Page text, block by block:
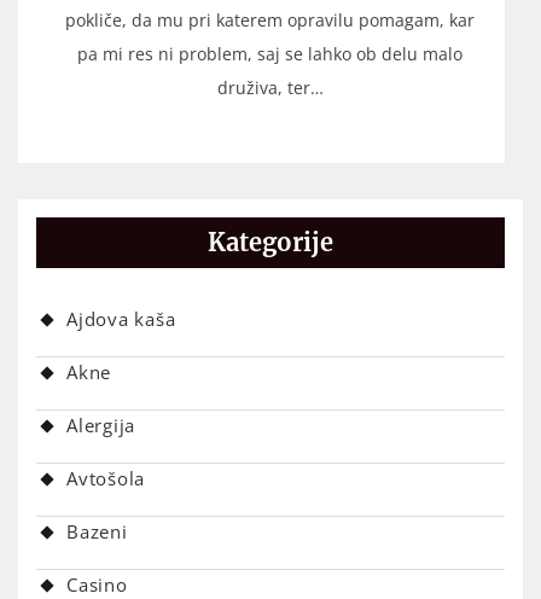
pokliče, da mu pri katerem opravilu pomagam, kar
pa mi res ni problem, saj se lahko ob delu malo
druživa, ter…
Kategorije
Ajdova kaša
Akne
Alergija
Avtošola
Bazeni
Casino